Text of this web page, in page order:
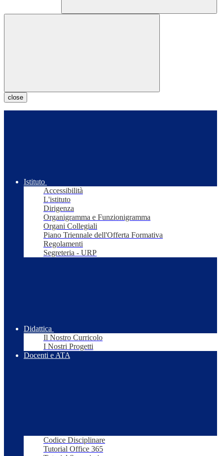
close
Istituto
Accessibilità
L'istituto
Dirigenza
Organigramma e Funzionigramma
Organi Collegiali
Piano Triennale dell'Offerta Formativa
Regolamenti
Segreteria - URP
Didattica
Il Nostro Curricolo
I Nostri Progetti
Docenti e ATA
Codice Disciplinare
Tutorial Office 365